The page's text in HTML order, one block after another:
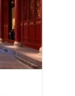
采购
牌 +
。